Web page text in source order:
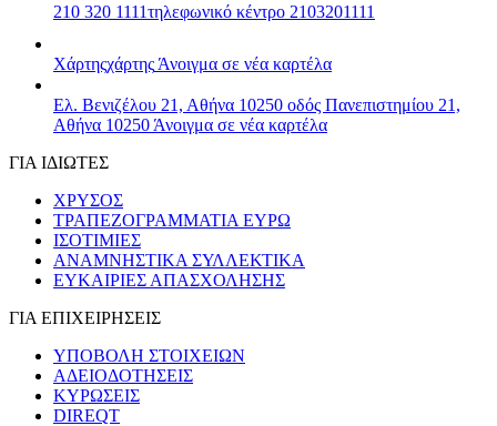
210 320 1111τηλεφωνικό κέντρο 2103201111
Χάρτηςχάρτης Άνοιγμα σε νέα καρτέλα
Ελ. Βενιζέλου 21, Αθήνα 10250 οδός Πανεπιστημίου 21,
Αθήνα 10250 Άνοιγμα σε νέα καρτέλα
ΓΙΑ ΙΔΙΩΤΕΣ
ΧΡΥΣΟΣ
ΤΡΑΠΕΖΟΓΡΑΜΜΑΤΙΑ ΕΥΡΩ
ΙΣΟΤΙΜΙΕΣ
ΑΝΑΜΝΗΣΤΙΚΑ ΣΥΛΛΕΚΤΙΚΑ
ΕΥΚΑΙΡΙΕΣ ΑΠΑΣΧΟΛΗΣΗΣ
ΓΙΑ ΕΠΙΧΕΙΡΗΣΕΙΣ
ΥΠΟΒΟΛΗ ΣΤΟΙΧΕΙΩΝ
ΑΔΕΙΟΔΟΤΗΣΕΙΣ
ΚΥΡΩΣΕΙΣ
DIREQT